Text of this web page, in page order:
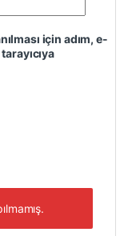
için adım, e-